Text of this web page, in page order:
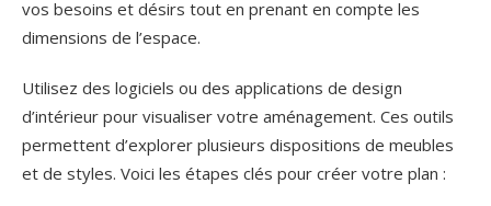
vos besoins et désirs tout en prenant en compte les
dimensions de l’espace.
Utilisez des logiciels ou des applications de design
d’intérieur pour visualiser votre aménagement. Ces outils
permettent d’explorer plusieurs dispositions de meubles
et de styles. Voici les étapes clés pour créer votre plan :